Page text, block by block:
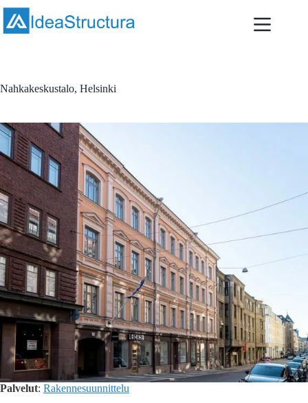
Skip
content
Nahkakeskustalo, Helsinki
Palvelut: Rakennesuunnittelu